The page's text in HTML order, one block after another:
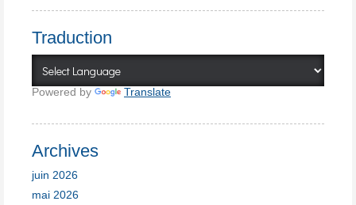
Traduction
Powered by Translate
Archives
juin 2026
mai 2026